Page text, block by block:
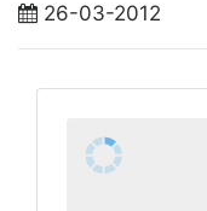
26-03-2012